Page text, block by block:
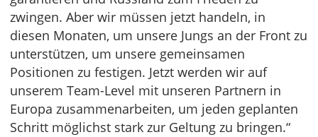
zwingen. Aber wir müssen jetzt handeln, in
diesen Monaten, um unsere Jungs an der Front zu
unterstützen, um unsere gemeinsamen
Positionen zu festigen. Jetzt werden wir auf
unserem Team-Level mit unseren Partnern in
Europa zusammenarbeiten, um jeden geplanten
Schritt möglichst stark zur Geltung zu bringen.“